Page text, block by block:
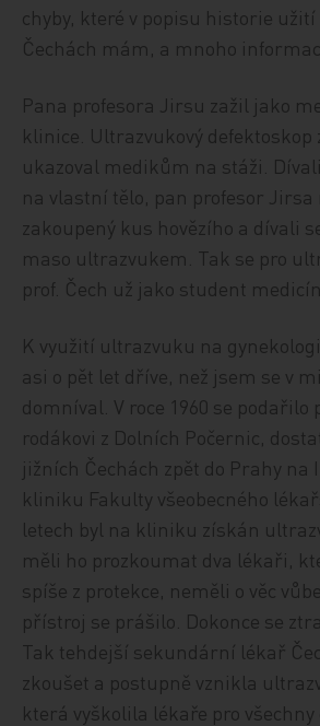
chyby, které v popisu historie
Čechách mám, a mnoho
Pana profesora Jirsu zažil jako
klinice. Ultrazvukový defektoskop
ukazoval medikům na stáži.
na vlastní tělo, pan profesor Jirsa
zakoupený kus hovězího a dívali
maso ultrazvukem. Tak se pro
prof. Čech už jako student
K využití ultrazvuku na
asi o pět let dříve, než jsem se v
domníval. V roce 1960 se podařilo
rodákovi z Dolních Počernic,
jižních Čechách zpět do Prahy na
kliniku Fakulty všeobecného
letech byl na kliniku získán
měli ho prozkoumat dva lékaři,
spíše z protekce, neměli o věc
přístroj se prášilo. Dokonce se
Tak tehdejší sekundární lékař
zkoušet a postupně vznikla
která vyškolila lékaře pro všechny